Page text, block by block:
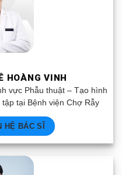
HOÀNG VINH
vực Phẫu thuật – Tạo hình
tại Bệnh viện Chợ Rẫy
HỆ BÁC SĨ